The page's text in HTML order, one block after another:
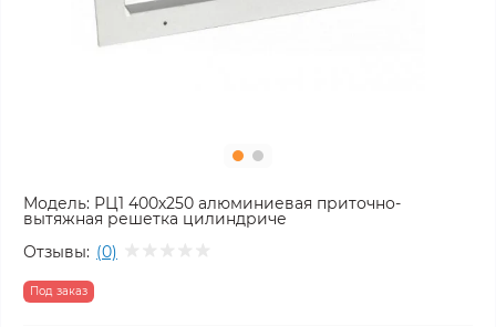
Модель: РЦ1 400х250 алюминиевая приточно-
вытяжная решетка цилиндриче
Отзывы: (0)
Под заказ